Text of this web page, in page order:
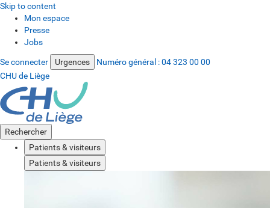
Skip to content
Mon espace
Presse
Jobs
Se connecter Urgences Numéro général :04 323 00 00
CHU de Liège
Rechercher
Patients & visiteurs
Patients & visiteurs